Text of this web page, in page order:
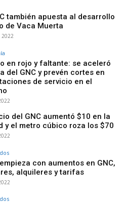
también apuesta al desarrollo
de Vaca Muerta
en rojo y faltante: se aceleró
del GNC y prevén cortes en
de servicio en el
del GNC aumentó $10 en la
y el metro cúbico roza los $70
con aumentos en GNC,
alquileres y tarifas